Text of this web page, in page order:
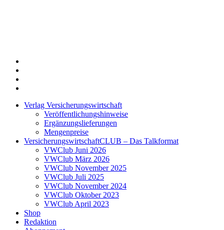
Verlag Versicherungswirtschaft
Veröffentlichungshinweise
Ergänzungslieferungen
Mengenpreise
VersicherungswirtschaftCLUB – Das Talkformat
VWClub Juni 2026
VWClub März 2026
VWClub November 2025
VWClub Juli 2025
VWClub November 2024
VWClub Oktober 2023
VWClub April 2023
Shop
Redaktion